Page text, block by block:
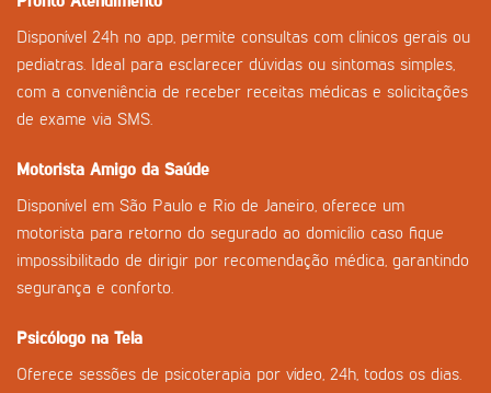
Disponível 24h no app, permite consultas com clínicos gerais ou
pediatras. Ideal para esclarecer dúvidas ou sintomas simples,
com a conveniência de receber receitas médicas e solicitações
de exame via SMS.
Motorista Amigo da Saúde
Disponível em São Paulo e Rio de Janeiro, oferece um
motorista para retorno do segurado ao domicílio caso fique
impossibilitado de dirigir por recomendação médica, garantindo
segurança e conforto.
Psicólogo na Tela
Oferece sessões de psicoterapia por vídeo, 24h, todos os dias.